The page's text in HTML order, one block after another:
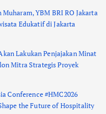
YBM BRI RO Jakarta
Edukatif di Jakarta
Lakukan Penjajakan Minat
Mitra Strategis Proyek
Conference #HMC2026
the Future of Hospitality